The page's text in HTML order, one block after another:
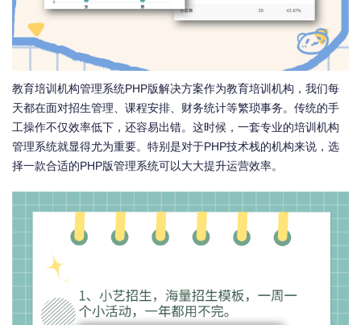
教育培训机构管理系统PHP版解决方案作为教育培训机构，我们每
天都在面对招生管理、课程安排、财务统计等繁琐事务。传统的手
工操作不仅效率低下，还容易出错。这时候，一套专业的培训机构
管理系统就显得尤为重要。特别是对于PHP技术栈的机构来说，选
择一款合适的PHP版管理系统可以大大提升运营效率。